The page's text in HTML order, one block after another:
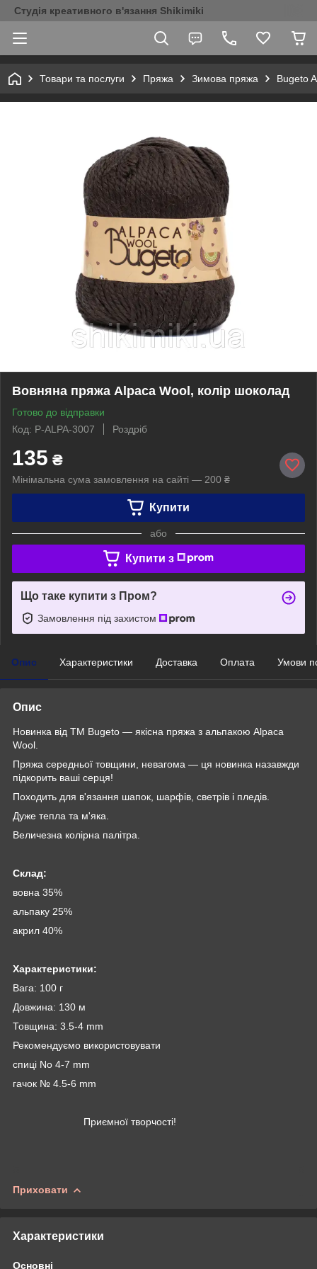
Студія креативного в'язання Shikimiki
Товари та послуги Пряжа Зимова пряжа Bugeto
Вовняна пряжа Alpaca Wool, колір шоколад
Готово до відправки
Код: P-ALPA-3007
Роздріб
135 ₴
Мінімальна сума замовлення на сайті — 200 ₴
Купити
або
Купити з
Що таке купити з Пром?
Замовлення під захистом
Опис Характеристики Доставка Оплата Умови
Опис
Новинка від TM Bugeto — якісна пряжа з альпакою Alpaca
Wool.
Пряжа середньої товщини, невагома — ця новинка назавжди
підкорить ваші серця!
Походить для в'язання шапок, шарфів, светрів і пледів.
Дуже тепла та м'яка.
Величезна колірна палітра.
Склад:
вовна 35%
альпаку 25%
акрил 40%
Характеристики:
Вага: 100 г
Довжина: 130 м
Товщина: 3.5-4 mm
Рекомендуємо використовувати
спиці No 4-7 mm
гачок № 4.5-6 mm
Приємної творчості!
Приховати
Характеристики
Основні